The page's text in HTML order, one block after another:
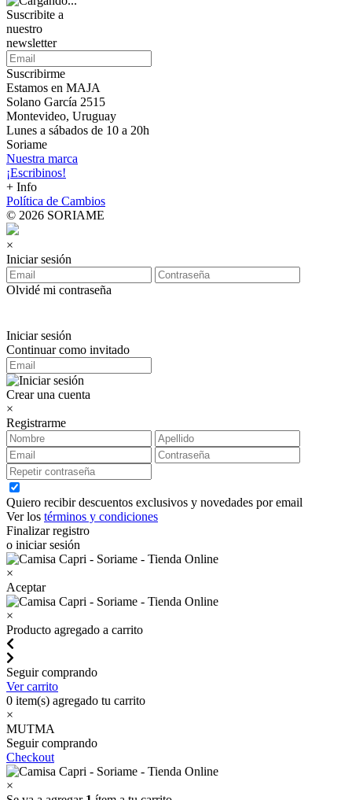
Suscribite a
nuestro
newsletter
Suscribirme
Estamos en MAJA
Solano García 2515
Montevideo, Uruguay
Lunes a sábados de 10 a 20h
Soriame
Nuestra marca
¡Escribinos!
+ Info
Política de Cambios
© 2026 SORIAME
×
Iniciar sesión
Olvidé mi contraseña
Iniciar sesión
Continuar como invitado
Crear una cuenta
×
Registrarme
Quiero recibir descuentos exclusivos y novedades por email
Ver los términos y condiciones
Finalizar registro
o iniciar sesión
×
Aceptar
×
Producto agregado a carrito
Seguir comprando
Ver carrito
0 item(s) agregado tu carrito
×
MUTMA
Seguir comprando
Checkout
×